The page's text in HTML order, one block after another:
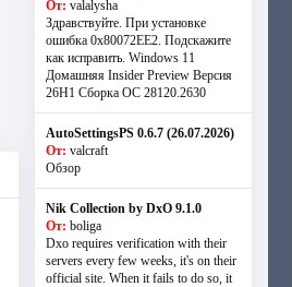
От: valalysha
Здравствуйте. При установке
ошибка 0х80072EE2. Подскажите
как исправить. Windows 11
Домашняя Insider Preview Версия
26H1 Сборка ОС 28120.2630
AutoSettingsPS 0.6.7 (26.07.2026)
От: valcraft
Обзор
Nik Collection by DxO 9.1.0
От: boliga
Dxo requires verification with their
servers every few weeks, it's on their
official site. When it fails to do so, it